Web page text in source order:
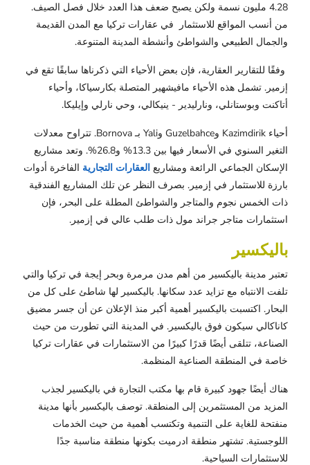
4.28 مليون نسمة ولكن يصبح ضعف هذا العدد خلال فصل الصيف.
من أنسب المواقع للاستثمار في عقارات تركيا مع المدن القديمة
والجمال الطبيعي والشواطئ وأنشطة المدينة المتنوعة.
وفقًا للتقارير العقارية، فإن بعض الأحياء التي ذكرناها سابقًا تقع في
إزمير. تشمل هذه الأحياء مافيشهير المتصلة بكارسياكا، وأحياء
أتاكنت وبوستانلي، ونارليدير - ينيكالي، وحي نارلي وإيليكا.
أحياء Kazimdirik وGuzelbahce وYali بـ Bornova. تتراوح معدلات
التغير السنوي في الأسعار فيها بين 13.3% و26.8%. وتعد مشاريع
الإسكان الجماعي الرائعة ومشاريع العقارات التجارية الفاخرة أدوات
بارزة للاستثمار في إزمير. بصرف النظر عن تلك المشاريع الفندقية
ذات الخمس نجوم والمتاجر والشواطئ المطلة على البحر، فإن
استثمارات متاجر جراند مول ذات طلب عالي في إزمير.
باليكسير
تعتبر مدينة باليكسير من أهم مدن مرمرة وبحر إيجة في تركيا والتي
تلفت الانتباه مع تزايد عدد سكانها. باليكسير لها شاطئ على كل من
البحار. اكتسبت باليكسير أهمية أكبر منذ الإعلان عن أن جسر مضيق
كاناكالي سيكون فوق باليكسير. في المدينة التي تطورت من حيث
الصناعة، تتلقى أيضًا قدرًا كبيرًا من الاستثمارات في عقارات تركيا
خاصة في المنطقة الصناعية المنظمة.
هناك أيضًا جهود كبيرة قام بها مكتب التجارة في باليكسير لجذب
المزيد من المستثمرين إلى المنطقة. توصف باليكسير بأنها مدينة
منفتحة للغاية على التنمية وتكتسب أهمية من حيث الخدمات
اللوجستية. تشتهر منطقة ادرميت بكونها منطقة مناسبة جدًا
للاستثمارات السياحية.